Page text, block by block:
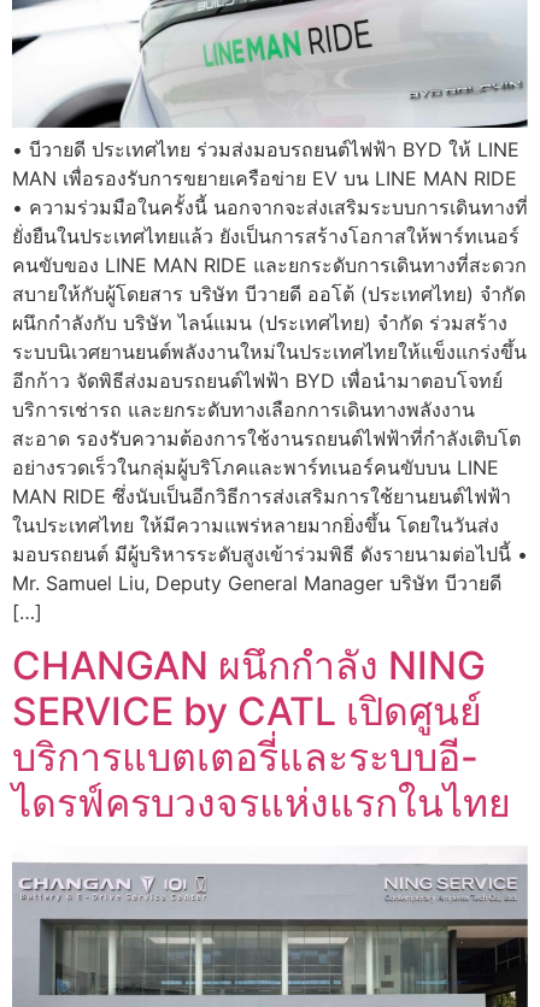
• บีวายดี ประเทศไทย ร่วมส่งมอบรถยนต์ไฟฟ้า BYD ให้ LINE
MAN เพื่อรองรับการขยายเครือข่าย EV บน LINE MAN RIDE
• ความร่วมมือในครั้งนี้ นอกจากจะส่งเสริมระบบการเดินทางที่
ยั่งยืนในประเทศไทยแล้ว ยังเป็นการสร้างโอกาสให้พาร์ทเนอร์
คนขับของ LINE MAN RIDE และยกระดับการเดินทางที่สะดวก
สบายให้กับผู้โดยสาร บริษัท บีวายดี ออโต้ (ประเทศไทย) จำกัด
ผนึกกำลังกับ บริษัท ไลน์แมน (ประเทศไทย) จำกัด ร่วมสร้าง
ระบบนิเวศยานยนต์พลังงานใหม่ในประเทศไทยให้แข็งแกร่งขึ้น
อีกก้าว จัดพิธีส่งมอบรถยนต์ไฟฟ้า BYD เพื่อนำมาตอบโจทย์
บริการเช่ารถ และยกระดับทางเลือกการเดินทางพลังงาน
สะอาด รองรับความต้องการใช้งานรถยนต์ไฟฟ้าที่กำลังเติบโต
อย่างรวดเร็วในกลุ่มผู้บริโภคและพาร์ทเนอร์คนขับบน LINE
MAN RIDE ซึ่งนับเป็นอีกวิธีการส่งเสริมการใช้ยานยนต์ไฟฟ้า
ในประเทศไทย ให้มีความแพร่หลายมากยิ่งขึ้น โดยในวันส่ง
มอบรถยนต์ มีผู้บริหารระดับสูงเข้าร่วมพิธี ดังรายนามต่อไปนี้ •
Mr. Samuel Liu, Deputy General Manager บริษัท บีวายดี
[…]
CHANGAN ผนึกกำลัง NING
SERVICE by CATL เปิดศูนย์
บริการแบตเตอรี่และระบบอี-
ไดรฟ์ครบวงจรแห่งแรกในไทย